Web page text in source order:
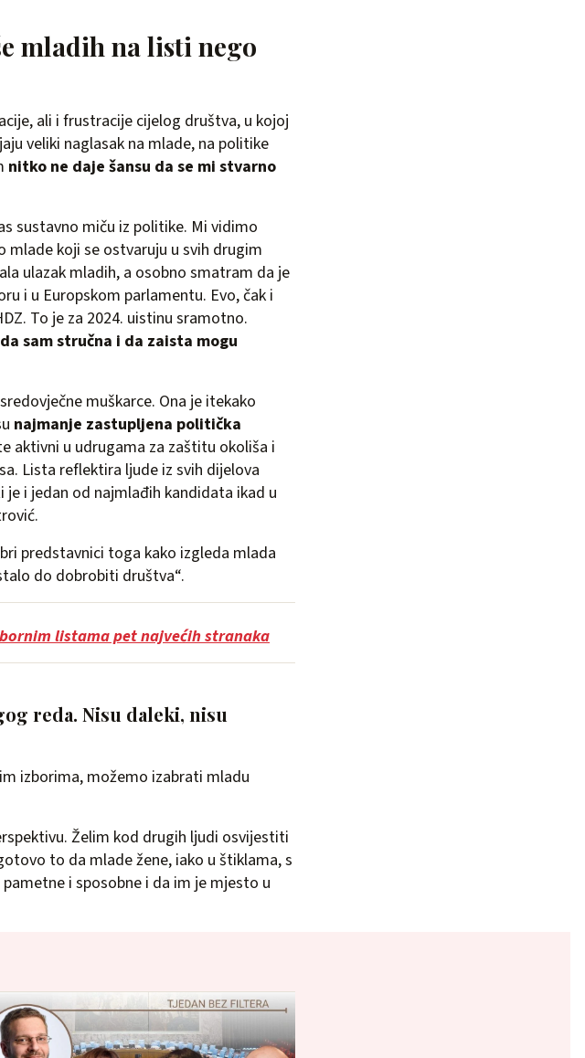
mladih na listi nego
ali i frustracije cijelog društva, u kojoj
veliki naglasak na mlade, na politike
nitko ne daje šansu da se mi stvarno
sustavno miču iz politike. Mi vidimo
koji se ostvaruju u svih drugim
ulazak mladih, a osobno smatram da je
i u Europskom parlamentu. Evo, čak i
To je za 2024. uistinu sramotno.
sam stručna i da zaista mogu
muškarce. Ona je itekako
najmanje zastupljena politička
aktivni u udrugama za zaštitu okoliša i
Lista reflektira ljude iz svih dijelova
i jedan od najmlađih kandidata ikad u
predstavnici toga kako izgleda mlada
do dobrobiti društva“.
listama pet najvećih stranaka
reda. Nisu daleki, nisu
izborima, možemo izabrati mladu
Želim kod drugih ljudi osvijestiti
to da mlade žene, iako u štiklama, s
i sposobne i da im je mjesto u